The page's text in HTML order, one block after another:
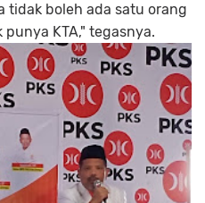
tidak boleh ada satu orang
KTA," tegasnya.